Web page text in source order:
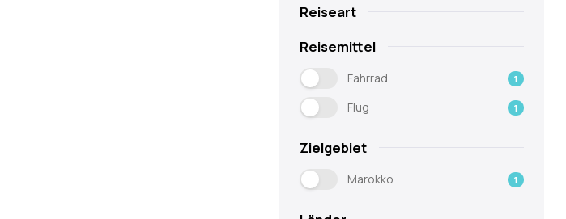
Reiseart
Reisemittel
Fahrrad 1
Flug 1
Zielgebiet
Marokko 1